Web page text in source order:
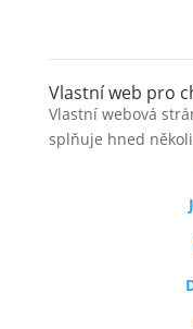
Vlastní web pro
Vlastní webová
splňuje hned